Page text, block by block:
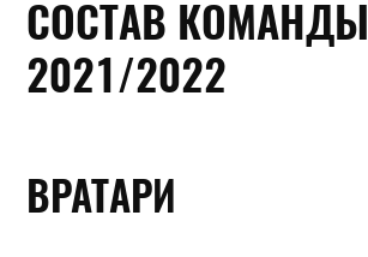
СОСТАВ КОМАНДЫ
2021/2022
ВРАТАРИ